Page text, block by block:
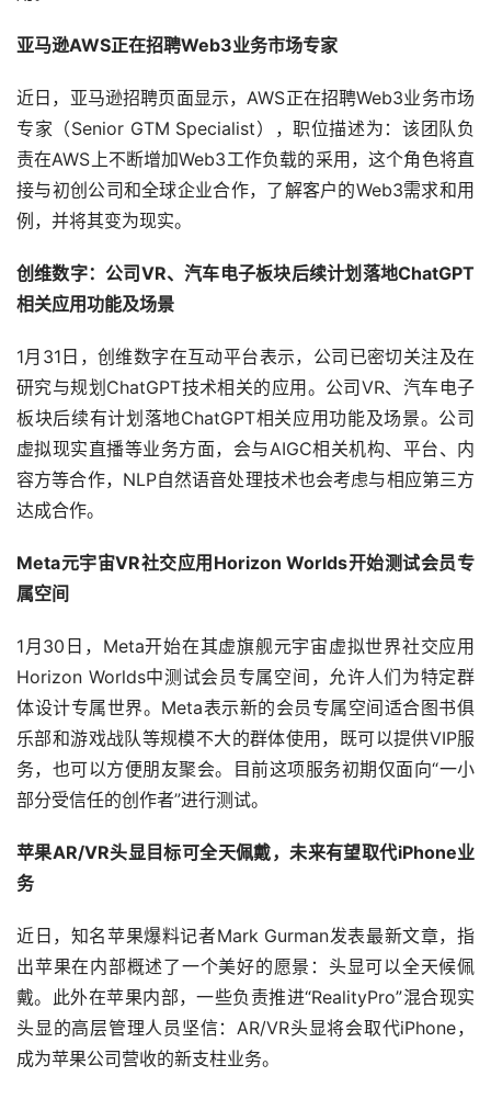
亚马逊AWS正在招聘Web3业务市场专家
近日，亚马逊招聘页面显示，AWS正在招聘Web3业务市场
专家（Senior GTM Specialist），职位描述为：该团队负
责在AWS上不断增加Web3工作负载的采用，这个角色将直
接与初创公司和全球企业合作，了解客户的Web3需求和用
例，并将其变为现实。
创维数字：公司VR、汽车电子板块后续计划落地ChatGPT
相关应用功能及场景
1月31日，创维数字在互动平台表示，公司已密切关注及在
研究与规划ChatGPT技术相关的应用。公司VR、汽车电子
板块后续有计划落地ChatGPT相关应用功能及场景。公司
虚拟现实直播等业务方面，会与AIGC相关机构、平台、内
容方等合作，NLP自然语音处理技术也会考虑与相应第三方
达成合作。
Meta元宇宙VR社交应用Horizon Worlds开始测试会员专
属空间
1月30日，Meta开始在其虚旗舰元宇宙虚拟世界社交应用
Horizon Worlds中测试会员专属空间，允许人们为特定群
体设计专属世界。Meta表示新的会员专属空间适合图书俱
乐部和游戏战队等规模不大的群体使用，既可以提供VIP服
务，也可以方便朋友聚会。目前这项服务初期仅面向“一小
部分受信任的创作者”进行测试。
苹果AR/VR头显目标可全天佩戴，未来有望取代iPhone业
务
近日，知名苹果爆料记者Mark Gurman发表最新文章，指
出苹果在内部概述了一个美好的愿景：头显可以全天候佩
戴。此外在苹果内部，一些负责推进“RealityPro”混合现实
头显的高层管理人员坚信：AR/VR头显将会取代iPhone，
成为苹果公司营收的新支柱业务。